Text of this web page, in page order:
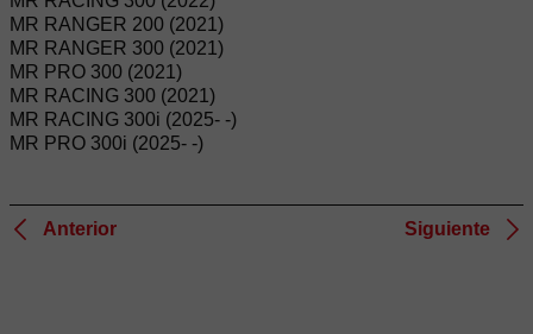
MR RANGER 200 (2021)
MR RANGER 300 (2021)
MR PRO 300 (2021)
MR RACING 300 (2021)
MR RACING 300i (2025- -)
MR PRO 300i (2025- -)
Anterior Siguiente